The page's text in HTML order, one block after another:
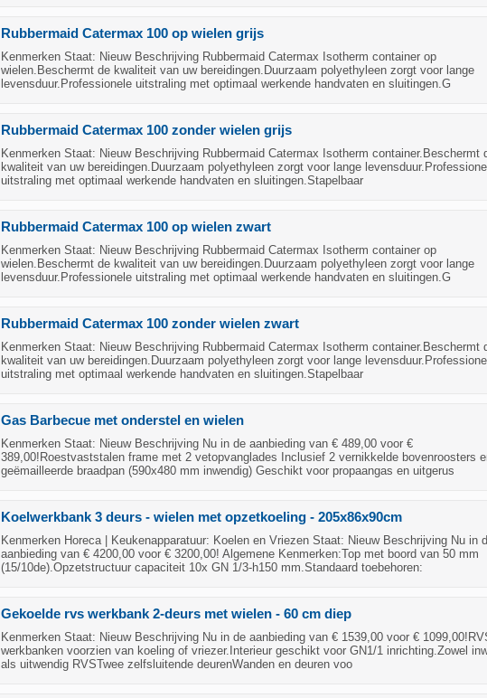
Rubbermaid Catermax 100 op wielen grijs
Kenmerken Staat: Nieuw Beschrijving Rubbermaid Catermax Isotherm container op
wielen.Beschermt de kwaliteit van uw bereidingen.Duurzaam polyethyleen zorgt voor lange
levensduur.Professionele uitstraling met optimaal werkende handvaten en sluitingen.G
Rubbermaid Catermax 100 zonder wielen grijs
Kenmerken Staat: Nieuw Beschrijving Rubbermaid Catermax Isotherm container.Beschermt
kwaliteit van uw bereidingen.Duurzaam polyethyleen zorgt voor lange
uitstraling met optimaal werkende handvaten en sluitingen.Stapelbaar
Rubbermaid Catermax 100 op wielen zwart
Kenmerken Staat: Nieuw Beschrijving Rubbermaid Catermax Isotherm container op
wielen.Beschermt de kwaliteit van uw bereidingen.Duurzaam polyethyleen zorgt voor lange
levensduur.Professionele uitstraling met optimaal werkende handvaten en sluitingen.G
Rubbermaid Catermax 100 zonder wielen zwart
Kenmerken Staat: Nieuw Beschrijving Rubbermaid Catermax Isotherm container.Beschermt
kwaliteit van uw bereidingen.Duurzaam polyethyleen zorgt voor lange
uitstraling met optimaal werkende handvaten en sluitingen.Stapelbaar
Gas Barbecue met onderstel en wielen
Kenmerken Staat: Nieuw Beschrijving Nu in de aanbieding van € 489,00 voor €
389,00!Roestvaststalen frame met 2 vetopvanglades Inclusief 2 vernikkelde bovenroosters
geëmailleerde braadpan (590x480 mm inwendig) Geschikt voor propaangas en uitgerus
Koelwerkbank 3 deurs - wielen met opzetkoeling - 205x86x90cm
Kenmerken Horeca | Keukenapparatuur: Koelen en Vriezen Staat: Nieuw Beschrijving Nu in
aanbieding van € 4200,00 voor € 3200,00! Algemene Kenmerken:Top met boord van 50 mm
(15/10de).Opzetstructuur capaciteit 10x GN 1/3-h150 mm.Standaard toebehoren:
Gekoelde rvs werkbank 2-deurs met wielen - 60 cm diep
Kenmerken Staat: Nieuw Beschrijving Nu in de aanbieding van € 1539,00 voor €
werkbanken voorzien van koeling of vriezer.Interieur geschikt voor GN1/1 inrichting.Zowel
als uitwendig RVSTwee zelfsluitende deurenWanden en deuren voo